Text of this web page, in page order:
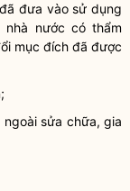
đưa vào sử dụng
nước có thẩm
mục đích đã được
sửa chữa, gia